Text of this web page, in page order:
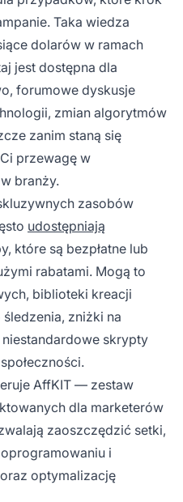
Taka wiedza
dolarów w ramach
jest dostępna dla
forumowe dyskusje
zmian algorytmów
zanim staną się
przewagę w
branży.
zasobów
udostępniają
które są bezpłatne lub
rabatami. Mogą to
biblioteki kreacji
zniżki na
skrypty
AffKIT — zestaw
dla marketerów
zaoszczędzić setki,
i
optymalizację